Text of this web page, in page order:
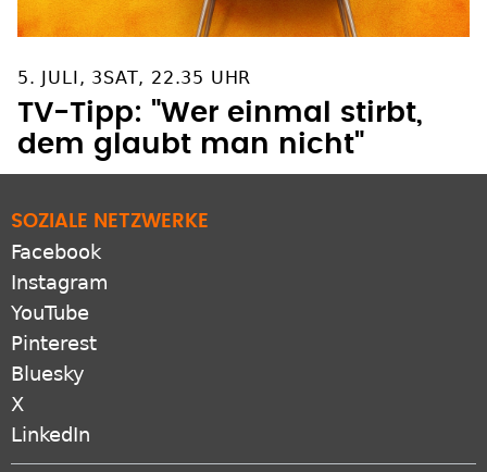
5. JULI, 3SAT, 22.35 UHR
TV-Tipp: "Wer einmal stirbt,
dem glaubt man nicht"
SOZIALE NETZWERKE
Facebook
Instagram
YouTube
Pinterest
Bluesky
X
LinkedIn